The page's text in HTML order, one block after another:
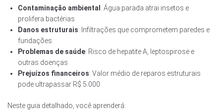
Contaminação ambiental : Água parada atrai insetos e
prolifera bactérias
Danos estruturais: Infiltrações que comprometem paredes e
fundações
Problemas de saúde: Risco de hepatite A, leptospirose e
outras doenças
Prejuízos financeiros: Valor médio de reparos estruturais
pode ultrapassar R$ 5.000
Neste guia detalhado, você aprenderá: